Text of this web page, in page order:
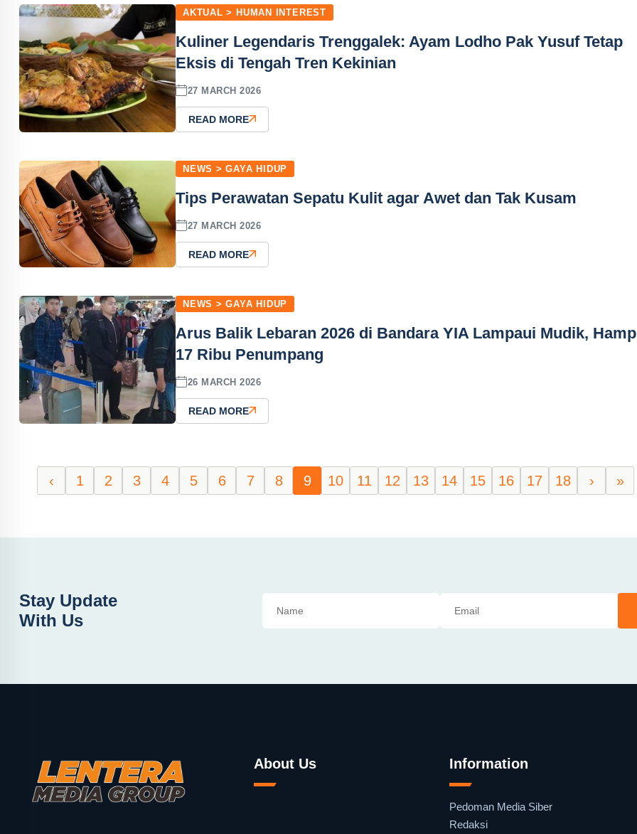
AKTUAL > HUMAN INTEREST
Kuliner Legendaris Trenggalek: Ayam Lodho Pak Yusuf Tetap
Eksis di Tengah Tren Kekinian
27 MARCH 2026
READ MORE
NEWS > GAYA HIDUP
Tips Perawatan Sepatu Kulit agar Awet dan Tak Kusam
27 MARCH 2026
READ MORE
NEWS > GAYA HIDUP
Arus Balik Lebaran 2026 di Bandara YIA Lampaui Mudik,
17 Ribu Penumpang
26 MARCH 2026
READ MORE
‹ 1 2 3 4 5 6 7 8 9 10 11 12 13 14 15 16 17 18 › »
Stay Update
With Us
About Us Information
Pedoman Media Siber
Redaksi